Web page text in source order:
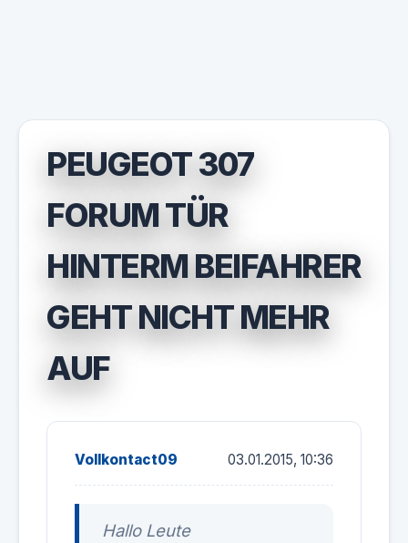
PEUGEOT 307
FORUM TÜR
HINTERM BEIFAHRER
GEHT NICHT MEHR
AUF
Vollkontact09 03.01.2015, 10:36
Hallo Leute